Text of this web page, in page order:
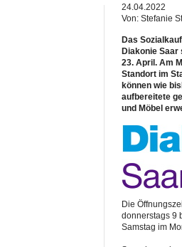
24.04.2022
Von: Stefanie
Das
Diakonie
23. April. Am
Standort im
können wie
aufbereitete
und Möbel
Die
donnerstags 9
Samstag im